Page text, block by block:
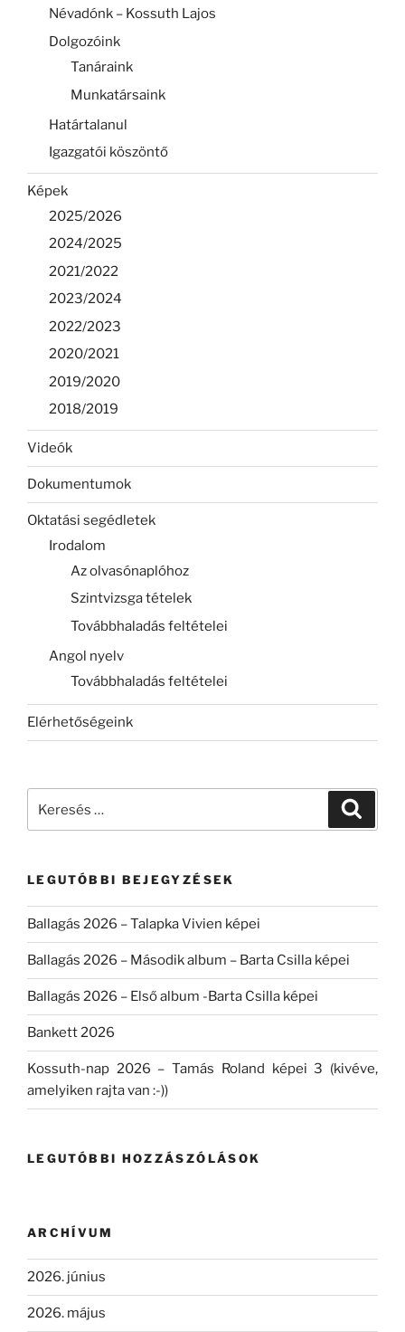
Névadónk – Kossuth Lajos
Dolgozóink
Tanáraink
Munkatársaink
Határtalanul
Igazgatói köszöntő
Képek
2025/2026
2024/2025
2021/2022
2023/2024
2022/2023
2020/2021
2019/2020
2018/2019
Videók
Dokumentumok
Oktatási segédletek
Irodalom
Az olvasónaplóhoz
Szintvizsga tételek
Továbbhaladás feltételei
Angol nyelv
Továbbhaladás feltételei
Elérhetőségeink
LEGUTÓBBI BEJEGYZÉSEK
Ballagás 2026 – Talapka Vivien képei
Ballagás 2026 – Második album – Barta Csilla képei
Ballagás 2026 – Első album -Barta Csilla képei
Bankett 2026
Kossuth-nap 2026 – Tamás Roland képei 3 (kivéve,
amelyiken rajta van :-))
LEGUTÓBBI HOZZÁSZÓLÁSOK
ARCHÍVUM
2026. június
2026. május